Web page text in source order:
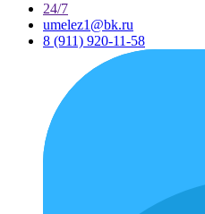
24/7
umelez1@bk.ru
8 (911) 920-11-58